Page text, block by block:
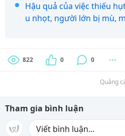
Hậu quả của việc thiếu
u nhọt, người lớn bị mù,
822 0 0
Quảng
Tham gia bình luận